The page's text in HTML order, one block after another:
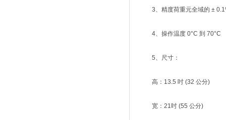
3、精度荷重元全域的 ±
4、操作温度 0°C 到 70°C
5、尺寸：
高：13.5 吋 (32 公分)
宽：21吋 (55 公分)